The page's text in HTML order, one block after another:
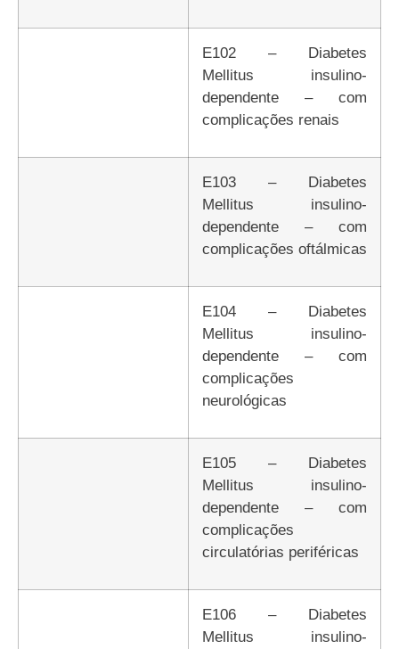
E102 – Diabetes
Mellitus insulino-
dependente – com
complicações renais
E103 – Diabetes
Mellitus insulino-
dependente – com
complicações oftálmicas
E104 – Diabetes
Mellitus insulino-
dependente – com
complicações
neurológicas
E105 – Diabetes
Mellitus insulino-
dependente – com
complicações
circulatórias periféricas
E106 – Diabetes
Mellitus insulino-